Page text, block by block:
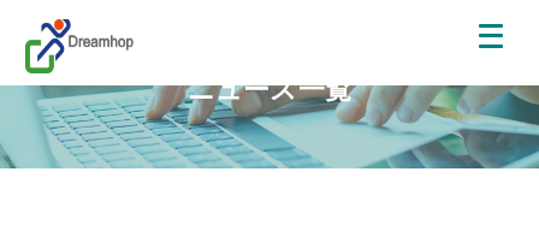
ニュース一覧